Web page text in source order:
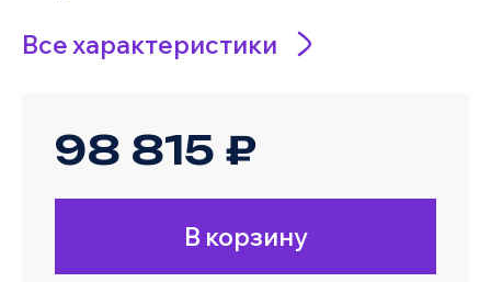
Все характеристики
98 815 ₽
В корзину